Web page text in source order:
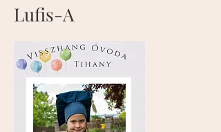
Lufis-A